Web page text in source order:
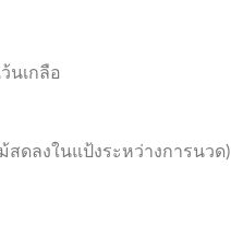
นเกลือ
สดลงในแป้งระหว่างการนวด)